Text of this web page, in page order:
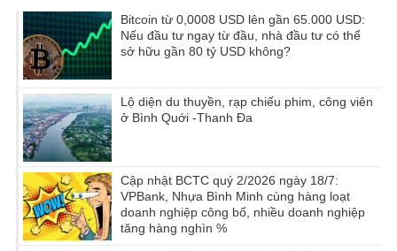
Bitcoin từ 0,0008 USD lên gần 65.000 USD:
Nếu đầu tư ngay từ đầu, nhà đầu tư có thể
sở hữu gần 80 tỷ USD không?
Lộ diện du thuyền, rạp chiếu phim, công viên
ở Bình Quới -Thanh Đa
Cập nhật BCTC quý 2/2026 ngày 18/7:
VPBank, Nhựa Bình Minh cùng hàng loạt
doanh nghiệp công bố, nhiều doanh nghiệp
tăng hàng nghìn %